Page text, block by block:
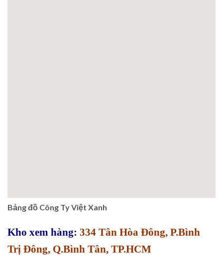
Bảng đồ Công Ty Việt Xanh
Kho xem hàng: 334 Tân Hòa Đông, P.Bình
Trị Đông, Q.Bình Tân, TP.HCM